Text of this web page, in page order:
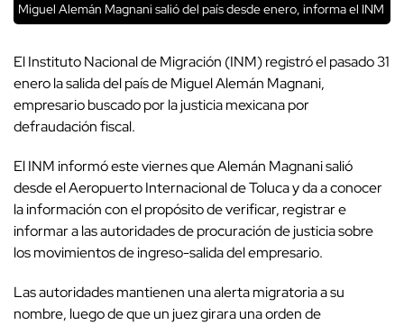
Miguel Alemán Magnani salió del país desde enero, informa el INM
El Instituto Nacional de Migración (INM) registró el pasado 31
enero la salida del país de Miguel Alemán Magnani,
empresario buscado por la justicia mexicana por
defraudación fiscal.
El INM informó este viernes que Alemán Magnani salió
desde el Aeropuerto Internacional de Toluca y da a conocer
la información con el propósito de verificar, registrar e
informar a las autoridades de procuración de justicia sobre
los movimientos de ingreso-salida del empresario.
Las autoridades mantienen una alerta migratoria a su
nombre, luego de que un juez girara una orden de